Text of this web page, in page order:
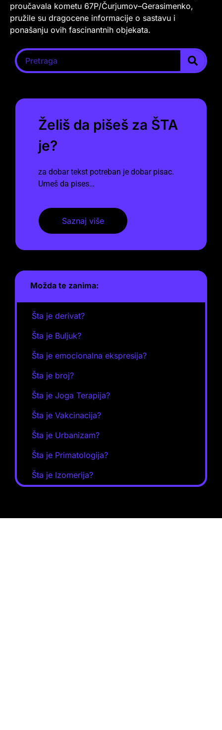
proučavala kometu 67P/Čurjumov–Gerasimenko,
pružile su dragocene informacije o sastavu i
ponašanju ovih fascinantnih objekata.
Želiš da pišeš za ŠTA
je?
za dobar tekst potreban je dobar pisac.
Umeš da pises…
Saznaj više
Možda te zanima:
Šta je derivat?
Šta je Buljuk?
Šta je emocionalna ekspresija?
Šta je broj?
Šta je Joga Terapija?
Šta je Vakcinacija?
Šta je Urbanizam?
Šta je Primatologija?
Šta je Izomerija?